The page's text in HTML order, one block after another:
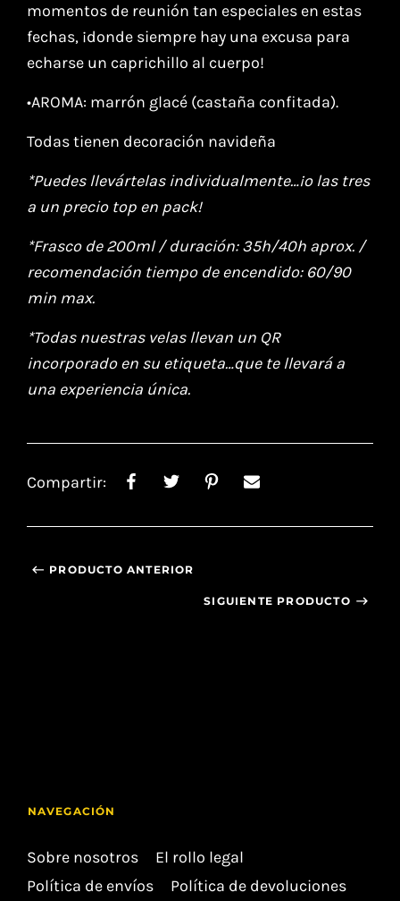
momentos de reunión tan especiales en estas
fechas, ¡donde siempre hay una excusa para
echarse un caprichillo al cuerpo!
•AROMA: marrón glacé (castaña confitada).
Todas tienen decoración navideña
*Puedes llevártelas individualmente…¡o las tres
a un precio top en pack!
*Frasco de 200ml / duración: 35h/40h aprox. /
recomendación tiempo de encendido: 60/90
min max.
*Todas nuestras velas llevan un QR
incorporado en su etiqueta…que te llevará a
una experiencia única.⁣
Compartir:
PRODUCTO ANTERIOR
SIGUIENTE PRODUCTO
NAVEGACIÓN
Sobre nosotros
El rollo legal
Política de envíos
Política de devoluciones